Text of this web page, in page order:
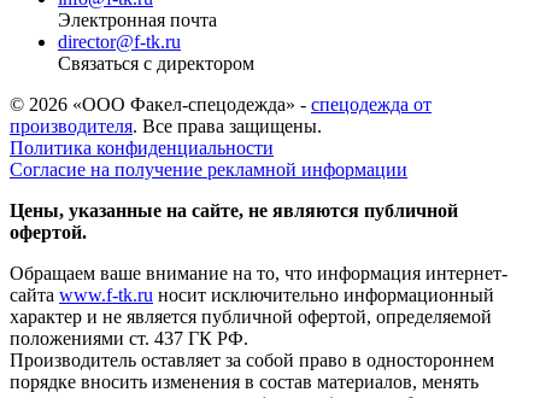
Электронная почта
director@f-tk.ru
Связаться с директором
© 2026 «ООО Факел-спецодежда» - спецодежда от
производителя. Все права защищены.
Политика конфиденциальности
Согласие на получение рекламной информации
Цены, указанные на сайте, не являются публичной
офертой.
Обращаем ваше внимание на то, что информация интернет-
сайта www.f-tk.ru носит исключительно информационный
характер и не является публичной офертой, определяемой
положениями ст. 437 ГК РФ.
Производитель оставляет за собой право в одностороннем
порядке вносить изменения в состав материалов, менять